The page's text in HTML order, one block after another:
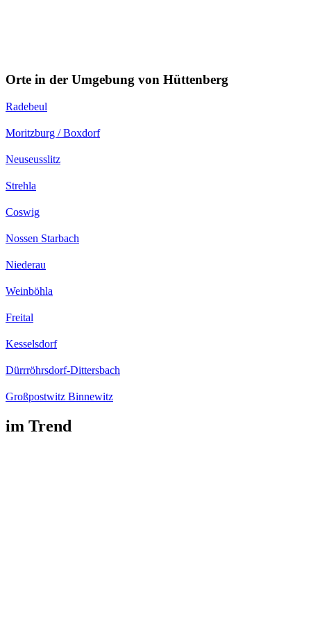
Orte in der Umgebung von Hüttenberg
Radebeul
Moritzburg / Boxdorf
Neuseusslitz
Strehla
Coswig
Nossen Starbach
Niederau
Weinböhla
Freital
Kesselsdorf
Dürrröhrsdorf-Dittersbach
Großpostwitz Binnewitz
im Trend